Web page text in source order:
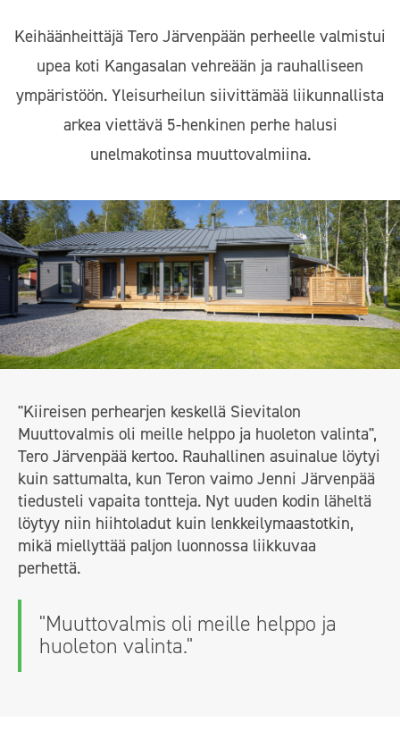
Keihäänheittäjä Tero Järvenpään perheelle valmistui
upea koti Kangasalan vehreään ja rauhalliseen
ympäristöön. Yleisurheilun siivittämää liikunnallista
arkea viettävä 5-henkinen perhe halusi
unelmakotinsa muuttovalmiina.
"Kiireisen perhearjen keskellä Sievitalon
Muuttovalmis oli meille helppo ja huoleton valinta",
Tero Järvenpää kertoo. Rauhallinen asuinalue löytyi
kuin sattumalta, kun Teron vaimo Jenni Järvenpää
tiedusteli vapaita tontteja. Nyt uuden kodin läheltä
löytyy niin hiihtoladut kuin lenkkeilymaastotkin,
mikä miellyttää paljon luonnossa liikkuvaa
perhettä.
"Muuttovalmis oli meille helppo ja
huoleton valinta."